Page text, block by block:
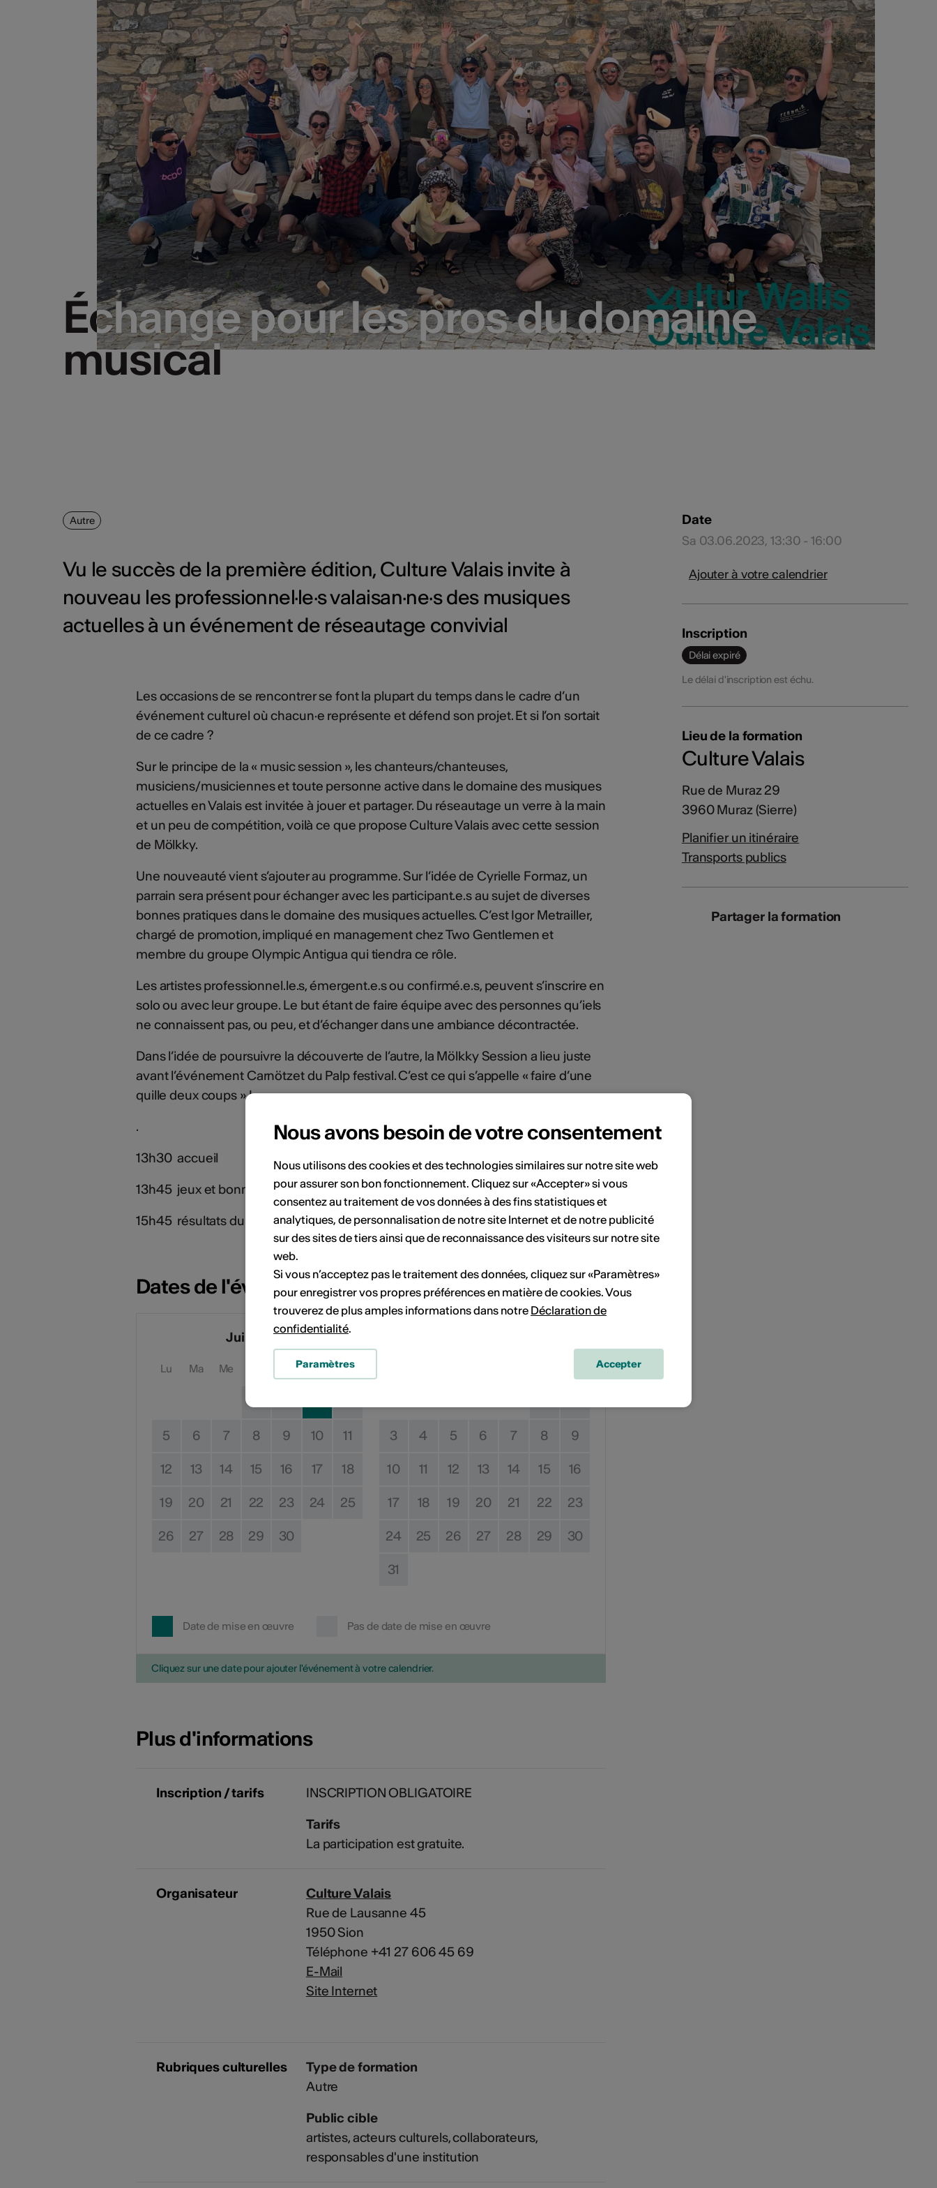
Échange pour les pros du domaine
musical
Échange pour les pros du domaine
musical
Autre
Vu le succès de la première édition, Culture Valais invite à
nouveau les professionnel·le·s valaisan·ne·s des musiques
actuelles à un événement de réseautage convivial
Les occasions de se rencontrer se font la plupart du temps dans le cadre d’un
événement culturel où chacun·e représente et défend son projet. Et si l’on sortait
de ce cadre ?
Sur le principe de la « music session », les chanteurs/chanteuses,
musiciens/musiciennes et toute personne active dans le domaine des musiques
actuelles en Valais est invitée à jouer et partager. Du réseautage un verre à la main
et un peu de compétition, voilà ce que propose Culture Valais avec cette session
de Mölkky.
Une nouveauté vient s’ajouter au programme. Sur l’idée de Cyrielle Formaz, un
parrain sera présent pour échanger avec les participant.e.s au sujet de diverses
bonnes pratiques dans le domaine des musiques actuelles. C’est Igor Metrailler,
chargé de promotion, impliqué en management chez Two Gentlemen et
membre du groupe Olympic Antigua qui tiendra ce rôle.
Les artistes professionnel.le.s, émergent.e.s ou confirmé.e.s, peuvent s’inscrire en
solo ou avec leur groupe. Le but étant de faire équipe avec des personnes qu’iels
ne connaissent pas, ou peu, et d’échanger dans une ambiance décontractée.
Dans l’idée de poursuivre la découverte de l’autre, la Mölkky Session a lieu juste
avant l’événement Carnötzet du Palp festival. C’est ce qui s’appelle « faire d’une
quille deux coups » !
.
13h30 accueil
13h45 jeux et bonnes pratiques
15h45 résultats du tournoi et remise des prix
Dates de l'événement
Juin 2023
Lu Ma Me Sa Di
5 6 7 8 9 10 11
12 13 14 15 16 17 18
19 20 21 22 23 24 25
26 27 28 29 30
3 4 5 6 7 8 9
10 11 12 13 14 15 16
17 18 19 20 21 22 23
24 25 26 27 28 29 30
31
Date de mise en œuvre Pas de date de mise en œuvre
Cliquez sur une date pour ajouter l'événement à votre calendrier.
Plus d'informations
Inscription / tarifs
INSCRIPTION OBLIGATOIRE
Tarifs
La participation est gratuite.
Organisateur
Culture Valais
Rue de Lausanne 45
1950 Sion
Téléphone +41 27 606 45 69
E-Mail
Site Internet
Rubriques culturelles
Type de formation
Autre
Public cible
artistes, acteurs culturels, collaborateurs,
responsables d'une institution
Date
Sa 03.06.2023, 13:30 - 16:00
Ajouter à votre calendrier
Inscription
Délai expiré
Le délai d'inscription est échu.
Lieu de la formation
Culture Valais
Rue de Muraz 29
3960 Muraz (Sierre)
Planifier un itinéraire
Transports publics
Partager la formation
Nous avons besoin de votre consentement
Nous utilisons des cookies et des technologies similaires sur notre site web
pour assurer son bon fonctionnement. Cliquez sur «Accepter» si vous
consentez au traitement de vos données à des fins statistiques et
analytiques, de personnalisation de notre site Internet et de notre publicité
sur des sites de tiers ainsi que de reconnaissance des visiteurs sur notre site
web.
Si vous n’acceptez pas le traitement des données, cliquez sur «Paramètres»
pour enregistrer vos propres préférences en matière de cookies. Vous
trouverez de plus amples informations dans notre Déclaration de
confidentialité.
Paramètres Accepter